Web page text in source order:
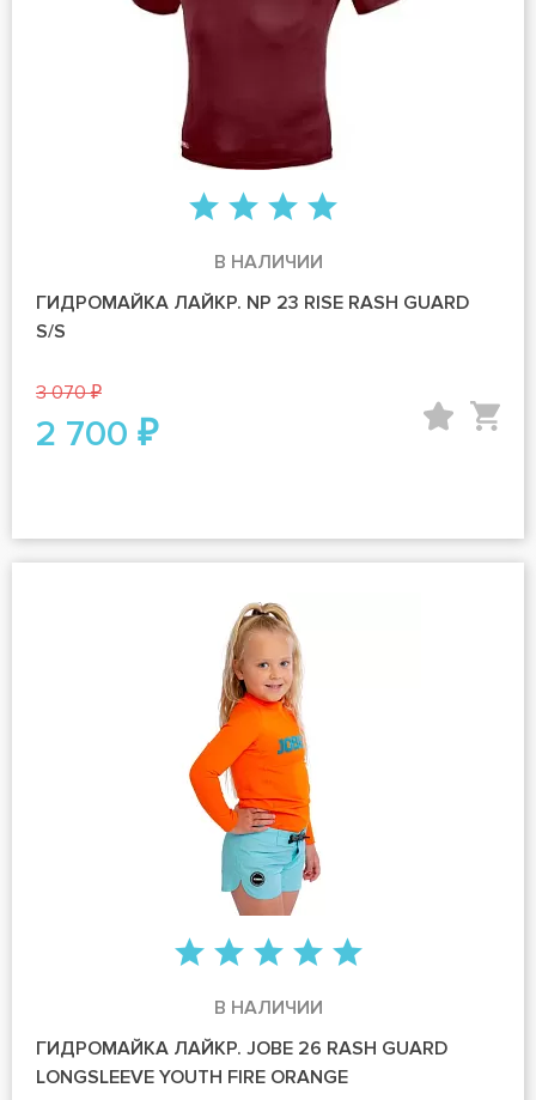
В НАЛИЧИИ
ГИДРОМАЙКА ЛАЙКР. NP 23 RISE RASH GUARD
S/S
3 070 ₽
2 700 ₽
В НАЛИЧИИ
ГИДРОМАЙКА ЛАЙКР. JOBE 26 RASH GUARD
LONGSLEEVE YOUTH FIRE ORANGE